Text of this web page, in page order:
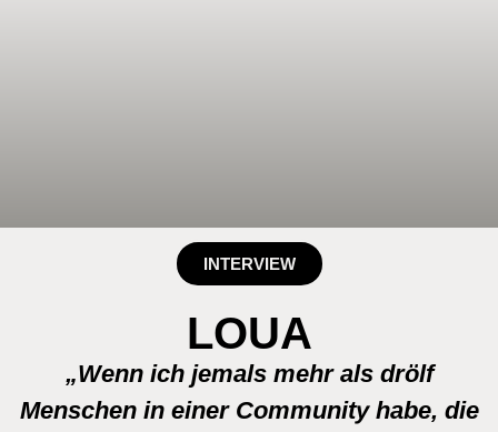
INTERVIEW
LOUA
„Wenn ich jemals mehr als drölf
Menschen in einer Community habe, die